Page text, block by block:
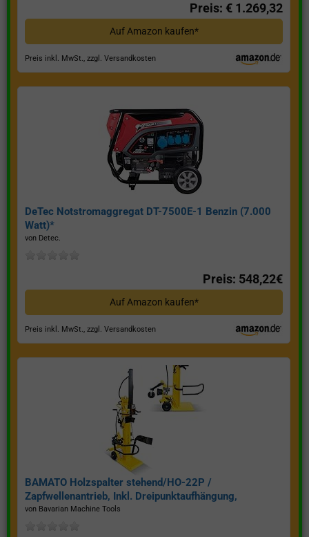
Preis: € 1.269,32
Auf Amazon kaufen*
Preis inkl. MwSt., zzgl. Versandkosten
DeTec Notstromaggregat DT-7500E-1 Benzin (7.000
Watt)*
von Detec.
Preis: 548,22€
Auf Amazon kaufen*
Preis inkl. MwSt., zzgl. Versandkosten
BAMATO Holzspalter stehend/HO-22P /
Zapfwellenantrieb, Inkl. Dreipunktaufhängung,
Spaltkraft 22 Tonnen*
von Bavarian Machine Tools